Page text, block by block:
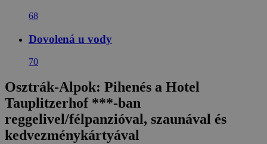
68
Dovolená u vody
70
Osztrák-Alpok: Pihenés a Hotel
Tauplitzerhof ***-ban
reggelivel/félpanzióval, szaunával és
kedvezménykártyával